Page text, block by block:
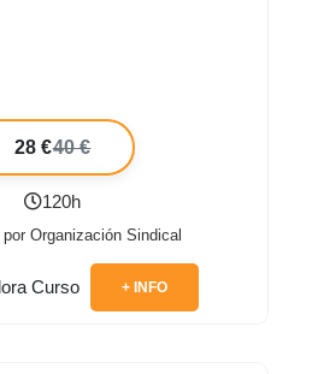
28 €40 €
120h
Organización Sindical
+ INFO